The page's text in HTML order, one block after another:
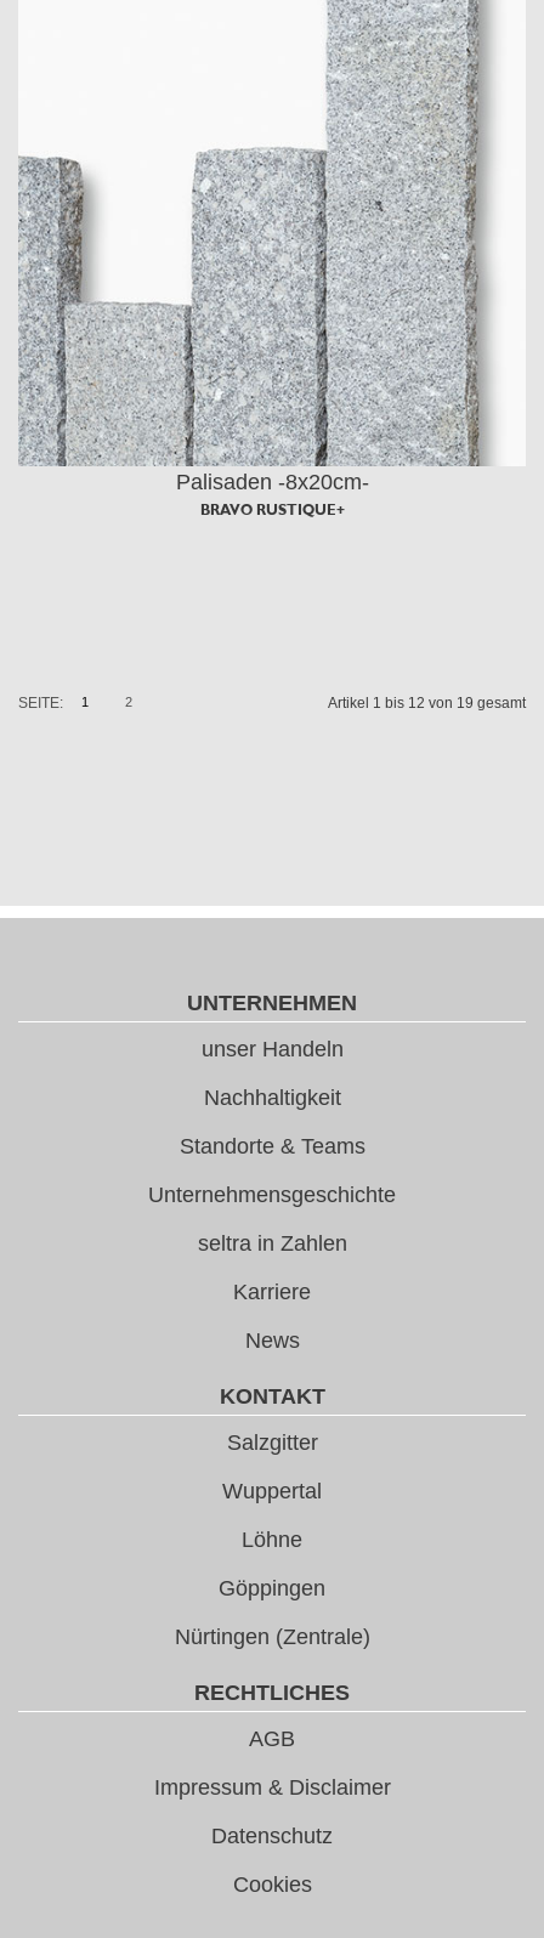
Palisaden -8x20cm-
BRAVO RUSTIQUE+
Artikel 1 bis 12 von 19 gesamt
SEITE: 1 2
UNTERNEHMEN
unser Handeln
Nachhaltigkeit
Standorte & Teams
Unternehmensgeschichte
seltra in Zahlen
Karriere
News
KONTAKT
Salzgitter
Wuppertal
Löhne
Göppingen
Nürtingen (Zentrale)
RECHTLICHES
AGB
Impressum & Disclaimer
Datenschutz
Cookies